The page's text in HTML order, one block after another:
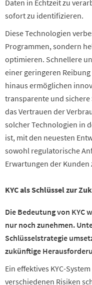
Daten in Echtzeit zu
sofort zu identifizieren.
Diese Technologien
Programmen, sondern
optimieren. Schnellere
einer geringeren
hinaus ermöglichen
transparente und
das Vertrauen der
solcher Technologien in
ist, mit den neuesten
sowohl regulatorische
Erwartungen der
KYC als Schlüssel zur
Die Bedeutung von KYC
nur noch zunehmen.
Schlüsselstrategie
zukünftige
Ein effektives KYC-
verschiedenen Risiken